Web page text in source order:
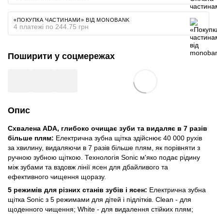
«ПОКУПКА ЧАСТИНАМИ» ВІД MONOBANK
4 платежі по 244.75 грн
Поширити у соцмережах
Опис
Схвалена ADA, глибоко очищає зуби та видаляє в 7 разів
більше плям: Електрична зубна щітка здійснює 40 000 рухів
за хвилину, видаляючи в 7 разів більше плям, як порівняти з
ручною зубною щіткою. Технологія Sonic м'яко подає рідину
між зубами та вздовж лінії ясен для дбайливого та
ефективного чищення щоразу.
5 режимів для різних станів зубів і ясен: Електрична зубна
щітка Sonic з 5 режимами для дітей і підлітків. Clean - для
щоденного чищення; White - для видалення стійких плям;